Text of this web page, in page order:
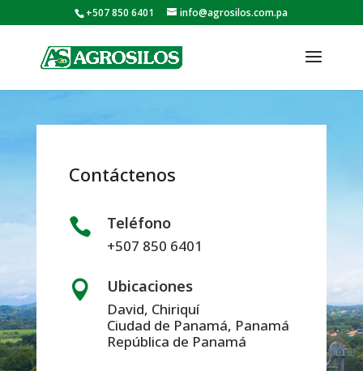
+507 850 6401 info@agrosilos.com.pa
Contáctenos
 Teléfono
+507 850 6401
 Ubicaciones
David, Chiriquí
Ciudad de Panamá, Panamá
República de Panamá